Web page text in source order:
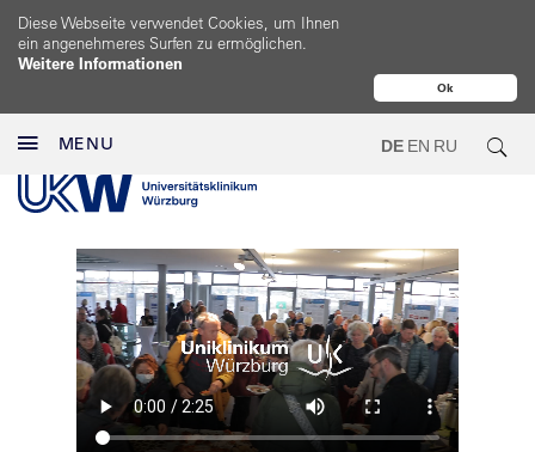
Ok
Diese Webseite verwendet Cookies, um Ihnen
ein angenehmeres Surfen zu ermöglichen.
Weitere Informationen
MENU DE EN RU